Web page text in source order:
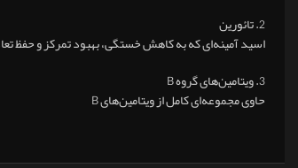
2. تائورین
اسید آمینه‌ای که به کاهش خستگی، بهبود تمرکز و حفظ
3. ویتامین‌های گروه B
حاوی مجموعه‌ای کامل از ویتامین‌های B